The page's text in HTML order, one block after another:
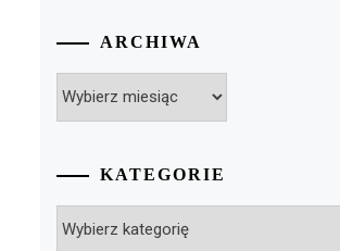
ARCHIWA
KATEGORIE